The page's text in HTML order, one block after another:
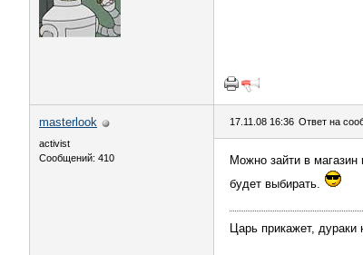
masterlook
activist
Сообщений: 410
17.11.08 16:36 Ответ на
Можно зайти в
будет выбирать.
Царь прикажет, дураки